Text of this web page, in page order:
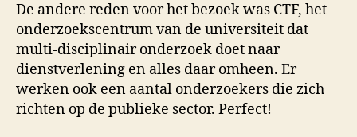
De andere reden voor het bezoek was CTF, het
onderzoekscentrum van de universiteit dat
multi-disciplinair onderzoek doet naar
dienstverlening en alles daar omheen. Er
werken ook een aantal onderzoekers die zich
richten op de publieke sector. Perfect!